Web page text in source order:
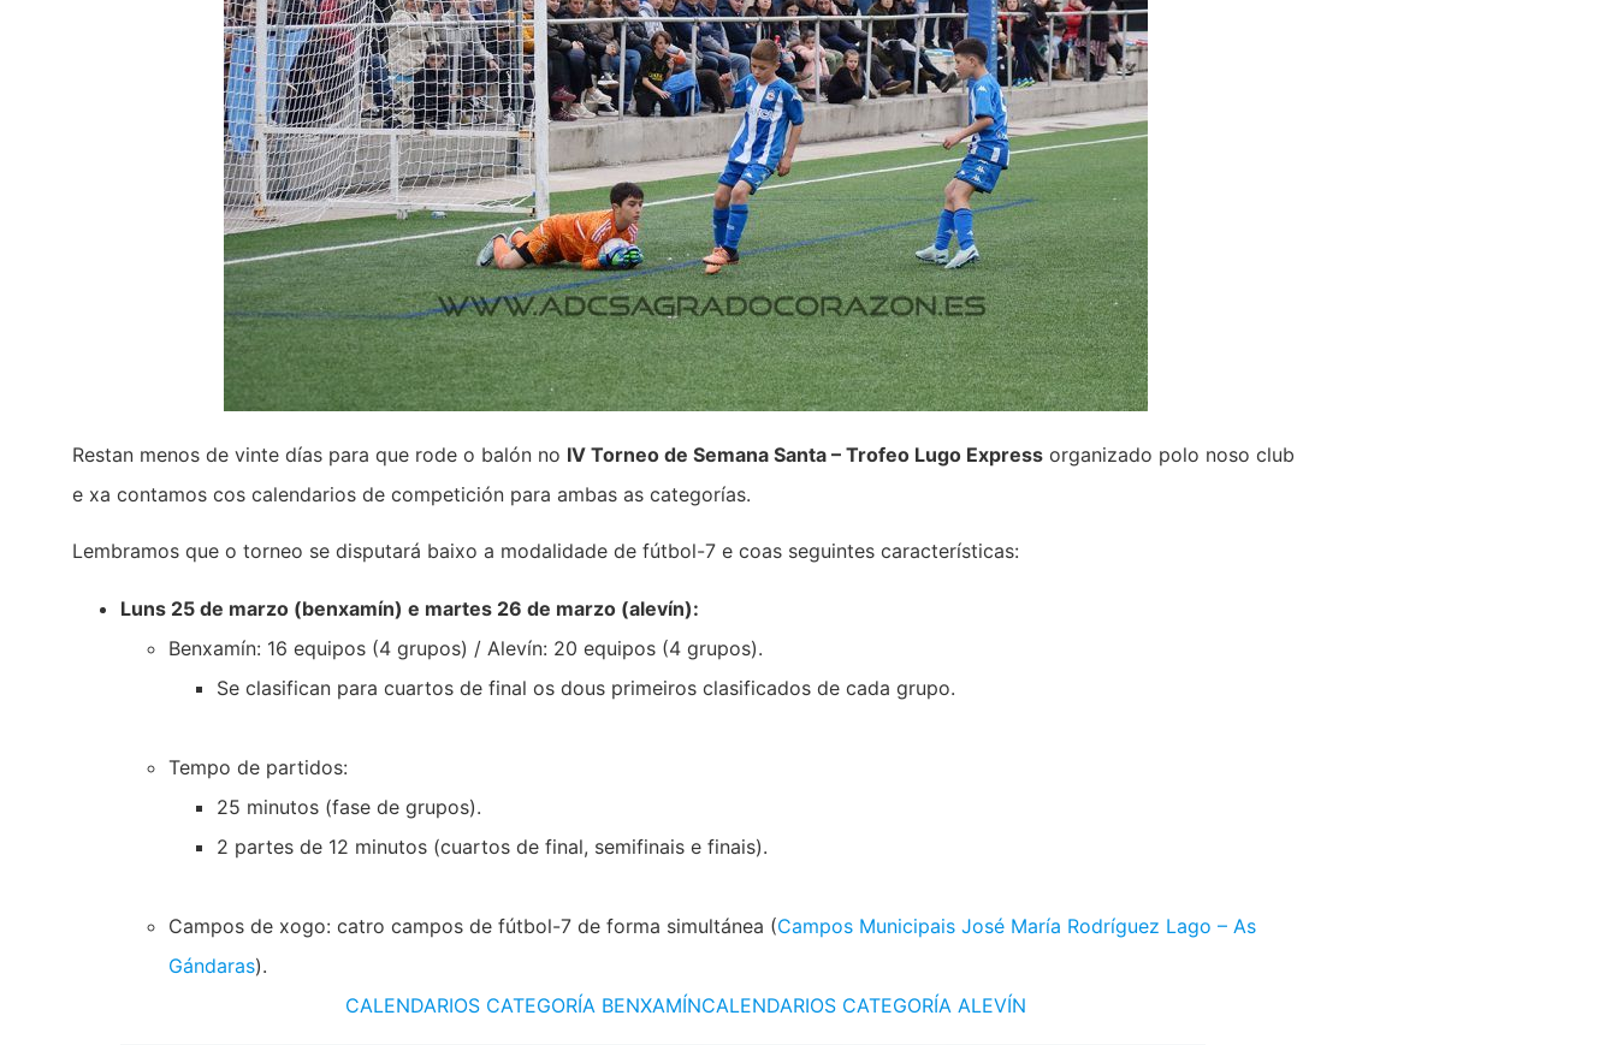
Restan menos de vinte días para que rode o balón no IV Torneo de Semana Santa – Trofeo Lugo Express organizado polo noso club
e xa contamos cos calendarios de competición para ambas as categorías.
Lembramos que o torneo se disputará baixo a modalidade de fútbol-7 e coas seguintes características:
Luns 25 de marzo (benxamín) e martes 26 de marzo (alevín):
Benxamín: 16 equipos (4 grupos) / Alevín: 20 equipos (4 grupos).
Se clasifican para cuartos de final os dous primeiros clasificados de cada grupo.
Tempo de partidos:
25 minutos (fase de grupos).
2 partes de 12 minutos (cuartos de final, semifinais e finais).
Campos de xogo: catro campos de fútbol-7 de forma simultánea (Campos Municipais José María Rodríguez Lago – As
Gándaras).
CALENDARIOS CATEGORÍA BENXAMÍNCALENDARIOS CATEGORÍA ALEVÍN